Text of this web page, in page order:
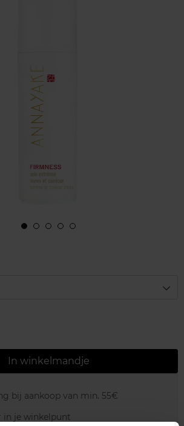
In winkelmandje
bij aankoop van min. 55€
in je winkelpunt